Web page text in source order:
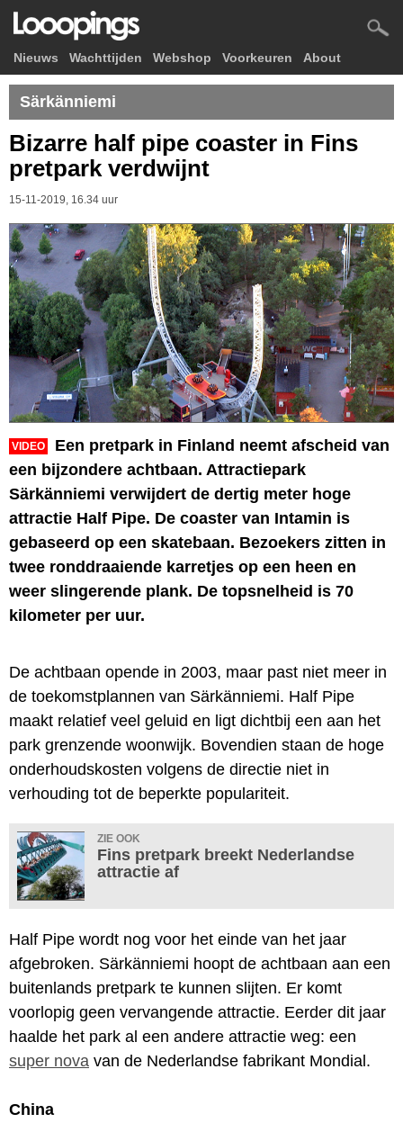
Nieuws Wachttijden Webshop Voorkeuren About
Särkänniemi
Bizarre half pipe coaster in Fins
pretpark verdwijnt
15-11-2019, 16.34 uur
VIDEO
Een pretpark in Finland neemt afscheid van
een bijzondere achtbaan. Attractiepark
Särkänniemi verwijdert de dertig meter hoge
attractie Half Pipe. De coaster van Intamin is
gebaseerd op een skatebaan. Bezoekers zitten in
twee ronddraaiende karretjes op een heen en
weer slingerende plank. De topsnelheid is 70
kilometer per uur.
De achtbaan opende in 2003, maar past niet meer in
de toekomstplannen van Särkänniemi. Half Pipe
maakt relatief veel geluid en ligt dichtbij een aan het
park grenzende woonwijk. Bovendien staan de hoge
onderhoudskosten volgens de directie niet in
verhouding tot de beperkte populariteit.
ZIE OOK
Fins pretpark breekt Nederlandse
attractie af
Half Pipe wordt nog voor het einde van het jaar
afgebroken. Särkänniemi hoopt de achtbaan aan een
buitenlands pretpark te kunnen slijten. Er komt
voorlopig geen vervangende attractie. Eerder dit jaar
haalde het park al een andere attractie weg: een
super nova van de Nederlandse fabrikant Mondial.
China